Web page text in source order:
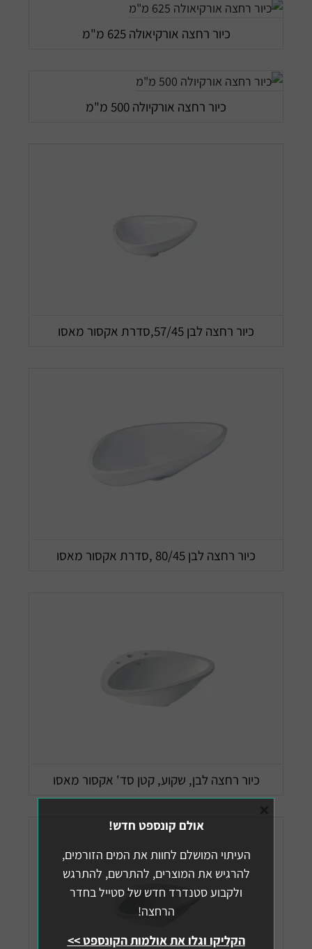
כיור רחצה אורקיאולה 625 מ"מ
כיור רחצה אורקיולה 500 מ"מ
כיור רחצה לבן 57/45,סדרת אקסור מאסו
כיור רחצה לבן 80/45 ,סדרת אקסור מאסו
כיור רחצה לבן, שקוע, קטן סד' אקסור מאסו
אולם קונספט חדש!
העיתוי המושלם לחוות את המים הזורמים,
להרגיש את המוצרים, להתרשם, להתרגש
ולקבוע סטנדרד חדש של סטייל בחדר
הרחצה!
הקליקו וגלו את אולמות הקונספט >>